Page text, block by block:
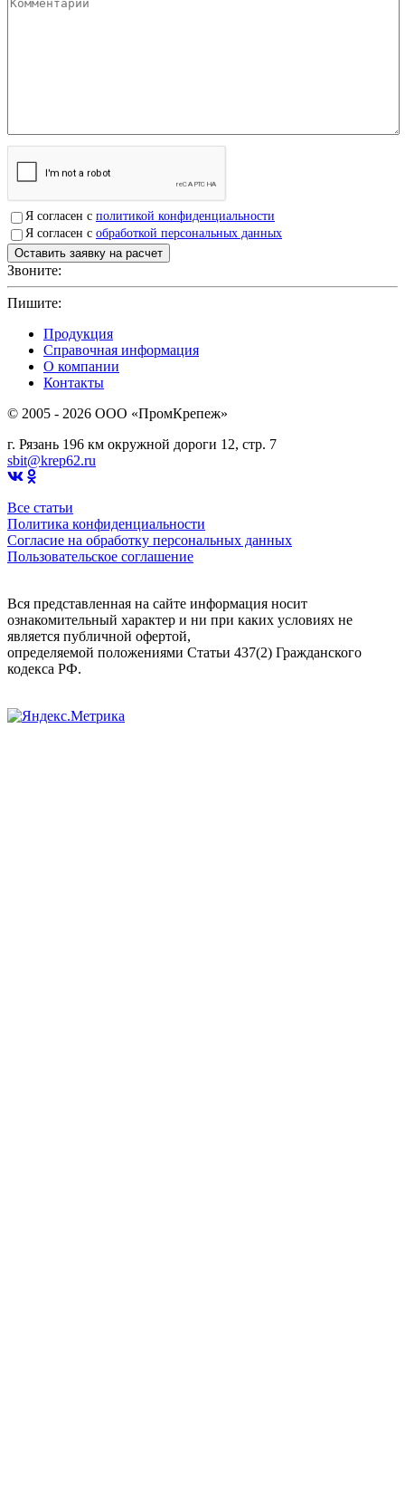
Я согласен с политикой конфиденциальности
Я согласен с обработкой персональных данных
Звоните:
Пишите:
Продукция
Справочная информация
О компании
Контакты
© 2005 - 2026 OOO «ПромКрепеж»
г. Рязань 196 км окружной дороги 12, стр. 7
sbit@krep62.ru
Все статьи
Политика конфиденциальности
Согласие на обработку персональных данных
Пользовательское соглашение
Вся представленная на сайте информация носит
ознакомительный характер и ни при каких условиях не
является публичной офертой,
определяемой положениями Статьи 437(2) Гражданского
кодекса РФ.